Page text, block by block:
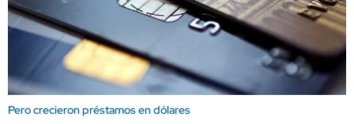
Pero crecieron préstamos en dólares